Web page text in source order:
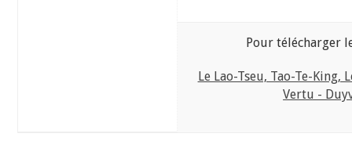
Pour télécharger
Le Lao-Tseu, Tao-Te-King,
Vertu -